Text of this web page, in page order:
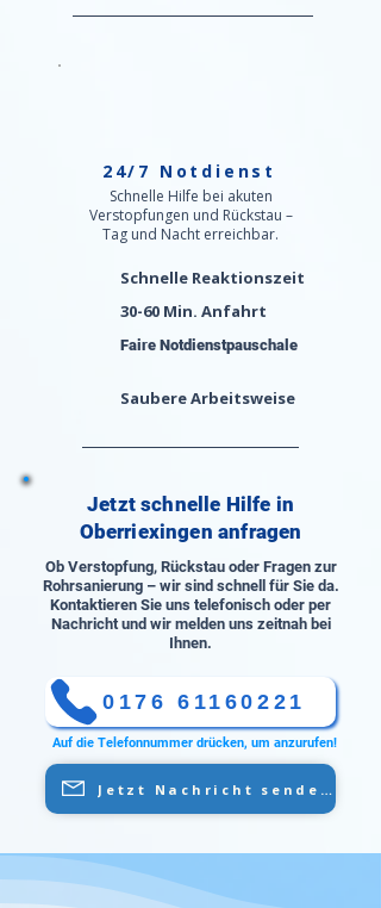
24/7 Notdienst
Schnelle Hilfe bei akuten
Verstopfungen und Rückstau –
Tag und Nacht erreichbar.
Schnelle Reaktionszeit
30-60 Min. Anfahrt
Faire Notdienstpauschale
Saubere Arbeitsweise
Jetzt schnelle Hilfe in
Oberriexingen anfragen
Ob Verstopfung, Rückstau oder Fragen zur
Rohrsanierung – wir sind schnell für Sie da.
Kontaktieren Sie uns telefonisch oder per
Nachricht und wir melden uns zeitnah bei
Ihnen.
0176 61160221
Auf die Telefonnummer drücken, um anzurufen!
Jetzt Nachricht senden